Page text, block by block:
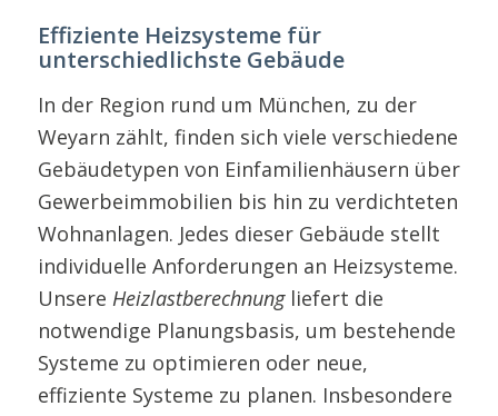
Effiziente Heizsysteme für
unterschiedlichste Gebäude
In der Region rund um München, zu der
Weyarn zählt, finden sich viele verschiedene
Gebäudetypen von Einfamilienhäusern über
Gewerbeimmobilien bis hin zu verdichteten
Wohnanlagen. Jedes dieser Gebäude stellt
individuelle Anforderungen an Heizsysteme.
Unsere Heizlastberechnungliefert die
notwendige Planungsbasis, um bestehende
Systeme zu optimieren oder neue,
effiziente Systeme zu planen. Insbesondere